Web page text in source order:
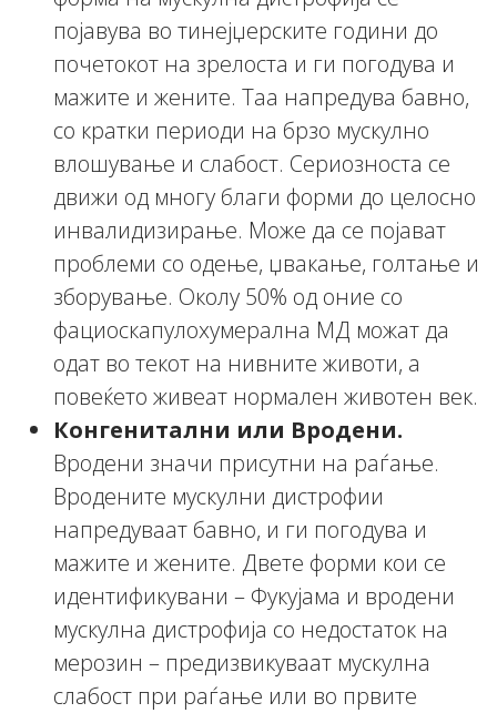
појавува во тинејџерските години до
почетокот на зрелоста и ги погодува и
мажите и жените. Таа напредува бавно,
со кратки периоди на брзо мускулно
влошување и слабост. Сериозноста се
движи од многу благи форми до целосно
инвалидизирање. Може да се појават
проблеми со одење, џвакање, голтање и
зборување. Околу 50% од оние со
фациоскапулохумерална МД можат да
одат во текот на нивните животи, а
повеќето живеат нормален животен век.
Конгенитални или Вродени.
Вродени значи присутни на раѓање.
Вродените мускулни дистрофии
напредуваат бавно, и ги погодува и
мажите и жените. Двете форми кои се
идентификувани – Фукујама и вродени
мускулна дистрофија со недостаток на
мерозин – предизвикуваат мускулна
слабост при раѓање или во првите